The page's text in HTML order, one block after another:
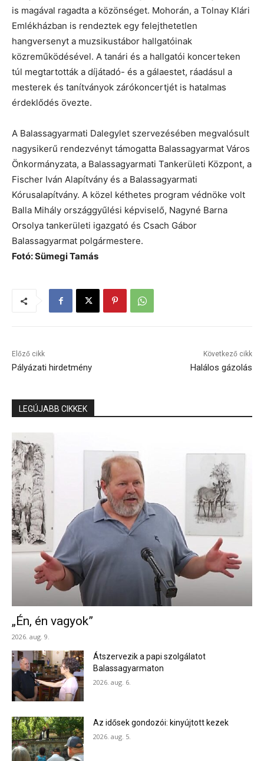
is magával ragadta a közönséget. Mohorán, a Tolnay Klári
Emlékházban is rendeztek egy felejthetetlen
hangversenyt a muzsikustábor hallgatóinak
közreműködésével. A tanári és a hallgatói koncerteken
túl megtartották a díjátadó- és a gálaestet, ráadásul a
mesterek és tanítványok zárókoncertjét is hatalmas
érdeklődés övezte.
A Balassagyarmati Dalegylet szervezésében megvalósult
nagysikerű rendezvényt támogatta Balassagyarmat Város
Önkormányzata, a Balassagyarmati Tankerületi Központ, a
Fischer Iván Alapítvány és a Balassagyarmati
Kórusalapítvány. A közel kéthetes program védnöke volt
Balla Mihály országgyűlési képviselő, Nagyné Barna
Orsolya tankerületi igazgató és Csach Gábor
Balassagyarmat polgármestere.
Fotó: Sümegi Tamás
Előző cikk
Pályázati hirdetmény
Következő cikk
Halálos gázolás
LEGÚJABB CIKKEK
„Én, én vagyok”
2026. aug. 9.
Átszervezik a papi szolgálatot
Balassagyarmaton
2026. aug. 6.
Az idősek gondozói: kinyújtott kezek
2026. aug. 5.